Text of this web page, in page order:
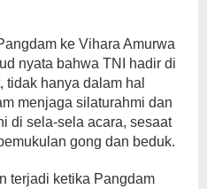
ke Vihara Amurwa
nyata bahwa TNI hadir di
tidak hanya dalam hal
menjaga silaturahmi dan
di sela-sela acara, sesaat
gong dan beduk.
terjadi ketika Pangdam